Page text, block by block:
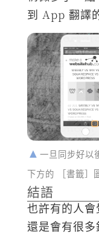
到 App 翻譯
一旦同步好以
下方的 ［書籤］
結語
也許有的人
還是會有很